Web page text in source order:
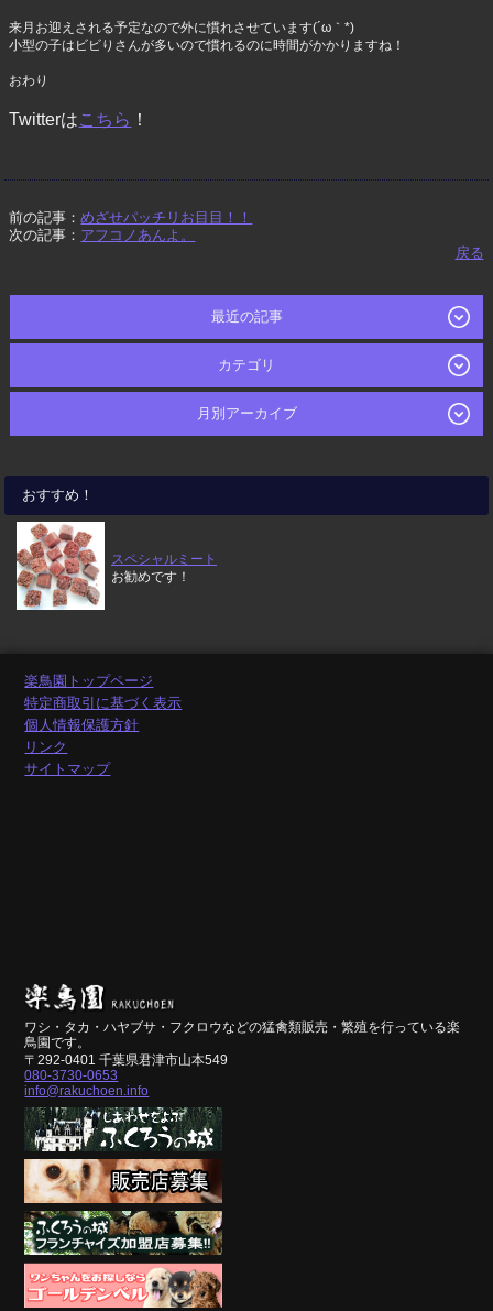
来月お迎えされる予定なので外に慣れさせています(´ω｀*)
小型の子はビビりさんが多いので慣れるのに時間がかかりますね！
おわり
Twitterはこちら ！
前の記事：めざせパッチリお目目！！
次の記事： アフコノあんよ。
戻る
最近の記事
カテゴリ
月別アーカイブ
おすすめ！
スペシャルミート
お勧めです！
楽鳥園トップページ
特定商取引に基づく表示
個人情報保護方針
リンク
サイトマップ
ワシ・タカ・ハヤブサ・フクロウなどの猛禽類販売・繁殖を行っている楽
鳥園です。
〒292-0401 千葉県君津市山本549
080-3730-0653
info@rakuchoen.info